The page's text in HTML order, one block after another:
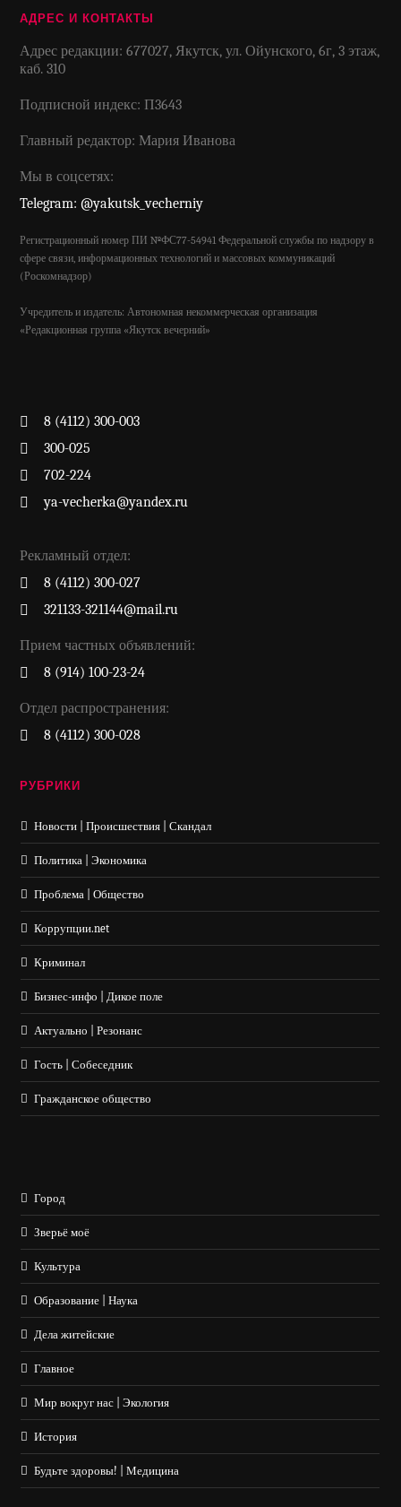
АДРЕС И КОНТАКТЫ
Адрес редакции: 677027, Якутск, ул. Ойунского, 6г, 3 этаж,
каб. 310
Подписной индекс: П3643
Главный редактор: Мария Иванова
Мы в соцсетях:
Telegram: @yakutsk_vecherniy
Регистрационный номер ПИ №ФС77-54941 Федеральной службы по надзору в
сфере связи, информационных технологий и массовых коммуникаций
(Роскомнадзор)
Учредитель и издатель: Автономная некоммерческая организация
«Редакционная группа «Якутск вечерний»
8 (4112) 300-003
300-025
702-224
ya-vecherka@yandex.ru
Рекламный отдел:
8 (4112) 300-027
321133-321144@mail.ru
Прием частных объявлений:
8 (914) 100-23-24
Отдел распространения:
8 (4112) 300-028
РУБРИКИ
Новости | Происшествия | Скандал
Политика | Экономика
Проблема | Общество
Коррупции.net
Криминал
Бизнес-инфо | Дикое поле
Актуально | Резонанс
Гость | Собеседник
Гражданское общество
Город
Зверьё моё
Культура
Образование | Наука
Дела житейские
Главное
Мир вокруг нас | Экология
История
Будьте здоровы! | Медицина